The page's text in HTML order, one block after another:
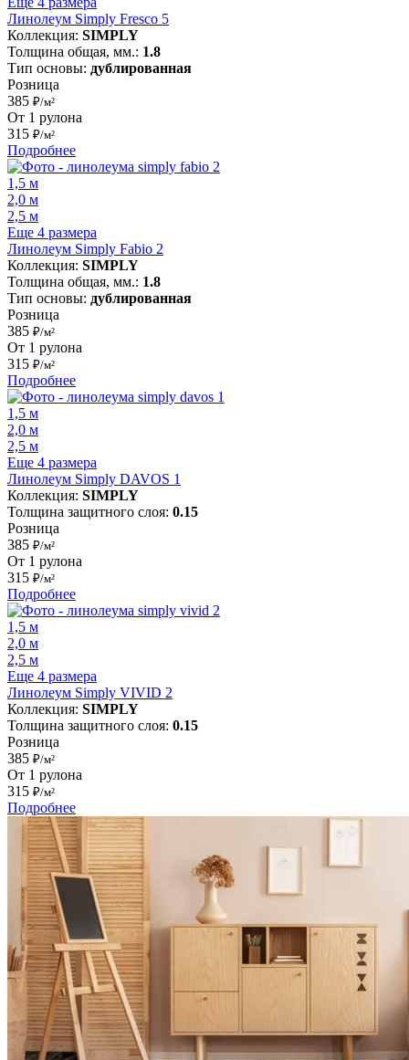
Линолеум Simply Fresco 5
Коллекция: SIMPLY
Толщина общая, мм.: 1.8
Тип основы: дублированная
Розница
385 ₽/м²
От 1 рулона
315 ₽/м²
Подробнее
1,5 м
2,0 м
2,5 м
Еще 4 размера
Линолеум Simply Fabio 2
Коллекция: SIMPLY
Толщина общая, мм.: 1.8
Тип основы: дублированная
Розница
385 ₽/м²
От 1 рулона
315 ₽/м²
Подробнее
1,5 м
2,0 м
2,5 м
Еще 4 размера
Линолеум Simply DAVOS 1
Коллекция: SIMPLY
Толщина защитного слоя: 0.15
Розница
385 ₽/м²
От 1 рулона
315 ₽/м²
Подробнее
1,5 м
2,0 м
2,5 м
Еще 4 размера
Линолеум Simply VIVID 2
Коллекция: SIMPLY
Толщина защитного слоя: 0.15
Розница
385 ₽/м²
От 1 рулона
315 ₽/м²
Подробнее